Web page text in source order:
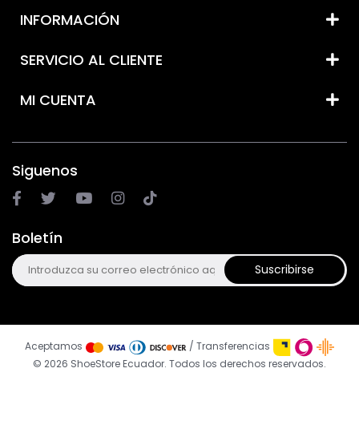
INFORMACIÓN
SERVICIO AL CLIENTE
MI CUENTA
Siguenos
Boletín
Suscribirse
© 2026 ShoeStore Ecuador. Todos los derechos reservados.
Aceptamos / Transferencias